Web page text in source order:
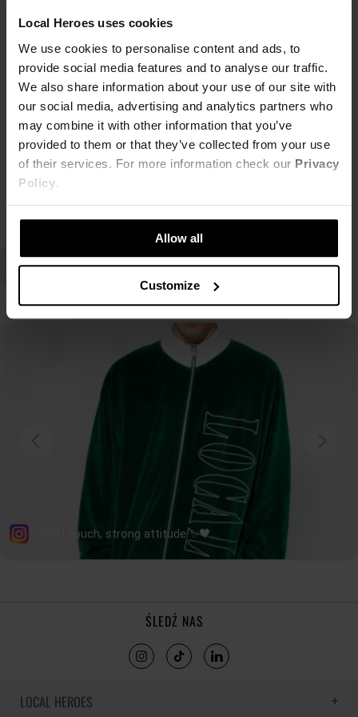
Local Heroes uses cookies
We use cookies to personalise content and ads, to
provide social media features and to analyse our traffic.
We also share information about your use of our site with
our social media, advertising and analytics partners who
may combine it with other information that you’ve
provided to them or that they’ve collected from your use
of their services. For more information check our Privacy
Policy.
Allow all
Customize
Cechą, która wyróżnia kolekcję LH CLUB jest jej uniwersalności. Przeznaczona
zarówno dla kobiet jak i mężczyzn. Unisexowe kroje i kolory może teraz nosić
każdy! Twoja druga połowka od tej pory nie musi się już martwić o perfect match.
Oprócz spodni i bluz w ofercieLH CLUBznajdziecie również kolorowe, długie i
ciepłeskarpetki, które dopełnią cały look. Ciesząca się coraz większą
popularnością kolekcja LH CLUB to ponadczasowe ubrania, które pozostaną z Tobą
na lata. Sprawdź jakiedodatki t-shirty możesz połączyć z setami LH CLUB.
ŚLEDŹ NAS
LOCAL HEROES